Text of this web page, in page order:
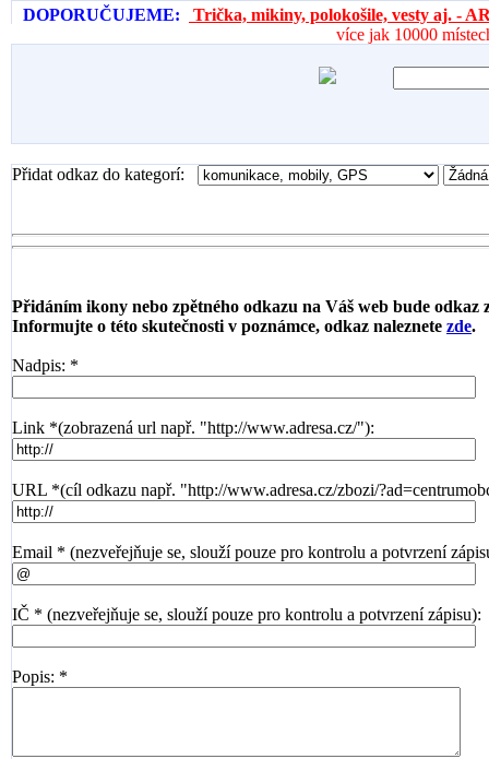
DOPORUČUJEME:
Trička, mikiny, polokošile, vesty aj. -
více jak 10000
Přidat odkaz do kategorí:
Přidáním ikony nebo zpětného odkazu na Váš web bude odkaz
Informujte o této skutečnosti v poznámce, odkaz naleznete zde.
Nadpis: *
Link *(zobrazená url např. "http://www.adresa.cz/"):
URL *(cíl odkazu např. "http://www.adresa.cz/zbozi/
Email * (nezveřejňuje se, slouží pouze pro kontrolu a potvrzení
IČ * (nezveřejňuje se, slouží pouze pro kontrolu a potvrzení zápisu):
Popis: *